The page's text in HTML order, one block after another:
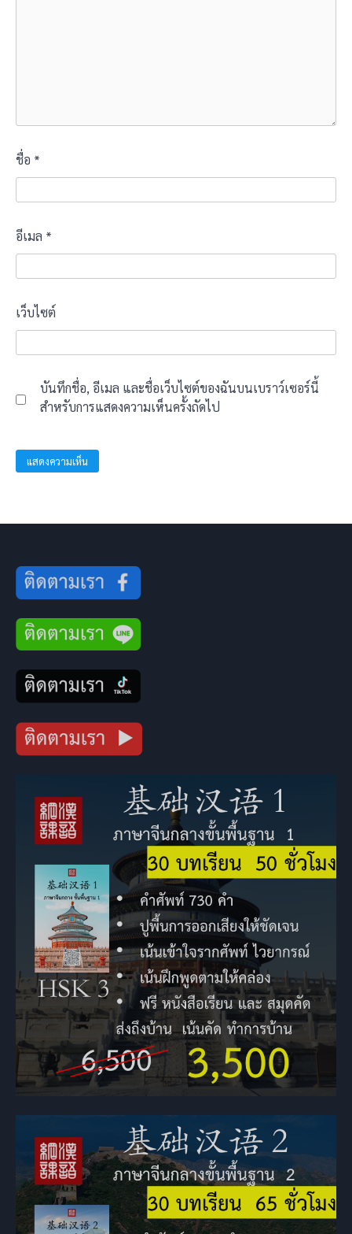
ชื่อ *
อีเมล *
เว็บไซต์
บันทึกชื่อ, อีเมล และชื่อเว็บไซต์ของฉันบนเบราว์เซอร์นี้
สำหรับการแสดงความเห็นครั้งถัดไป